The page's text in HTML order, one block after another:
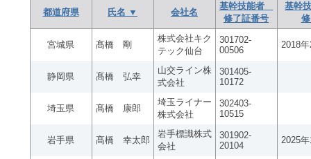
都道府県 氏名 ▼ 会社名
基幹技能者
修了証番号
基幹
宮城県 髙橋 剛
株式会社キク
テック仙台
301702-
00506
2018
静岡県 髙橋 弘幸
山交ライン株
式会社
301405-
10172
埼玉県 髙橋 康郎
埼玉ライナー
株式会社
302403-
10515
岩手県 髙橋 幸太郎
岩手標識株式
会社
301902-
20104
2025